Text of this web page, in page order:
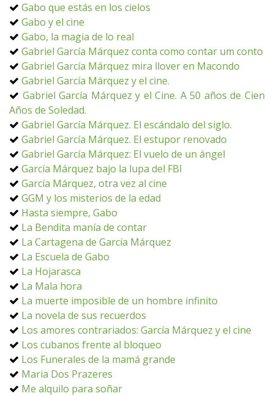
Gabo que estás en los cielos
Gabo y el cine
Gabo, la magia de lo real
Gabriel García Márquez conta como contar um conto
Gabriel García Márquez mira llover en Macondo
Gabriel García Márquez y el cine.
Gabriel García Márquez y el Cine. A 50 años de Cien
Años de Soledad.
Gabriel García Márquez. El escándalo del siglo.
Gabriel García Márquez. El estupor renovado
Gabriel García Márquez: El vuelo de un ángel
García Márquez bajo la lupa del FBI
García Márquez, otra vez al cine
GGM y los misterios de la edad
Hasta siempre, Gabo
La Bendita manía de contar
La Cartagena de García Márquez
La Escuela de Gabo
La Hojarasca
La Mala hora
La muerte imposible de un hombre infinito
La novela de sus recuerdos
Los amores contrariados: García Márquez y el cine
Los cubanos frente al bloqueo
Los Funerales de la mamá grande
Maria Dos Prazeres
Me alquilo para soñar